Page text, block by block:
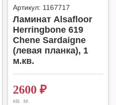
Артикул: 1167717
Ламинат Alsafloor
Herringbone 619
Chene Sardaigne
(левая планка), 1
м.кв.
2600 ₽
кв. м.